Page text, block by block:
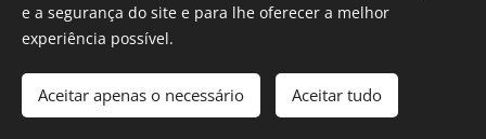
Cookies
e a segurança do site e para lhe oferecer a melhor
experiência possível.
Aceitar apenas o necessário Aceitar tudo